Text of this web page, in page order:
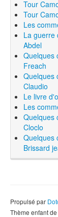
Tour
Tour
Les
La guerre
Abdel
Quelques
Freach
Quelques
Claudio
Le livre
Les
Quelques
Cloclo
Quelques
Brissard
Propulsé par
Thème enfant de